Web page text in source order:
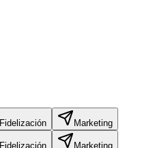
Fidelización Marketing
Fidelización Marketing